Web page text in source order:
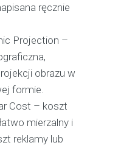
ręcznie
Projection –
obrazu w
formie.
Cost – koszt
mierzalny i
reklamy lub